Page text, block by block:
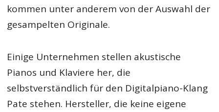
kommen unter anderem von der Auswahl der
gesampelten Originale.
Einige Unternehmen stellen akustische
Pianos und Klaviere her, die
selbstverständlich für den Digitalpiano-Klang
Pate stehen. Hersteller, die keine eigene